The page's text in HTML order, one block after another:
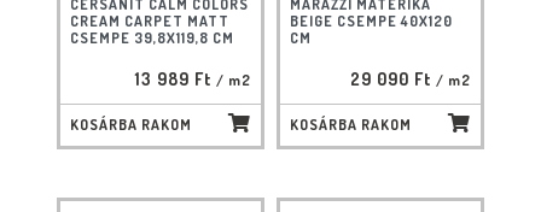
CERSANIT CALM COLORS
CREAM CARPET MATT
CSEMPE 39,8X119,8 CM
13 989 Ft / m2
KOSÁRBA RAKOM
MARAZZI MATERIKA
BEIGE CSEMPE 40X120
CM
29 090 Ft / m2
KOSÁRBA RAKOM